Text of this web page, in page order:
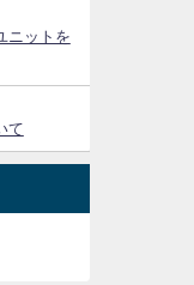
ニットを
て